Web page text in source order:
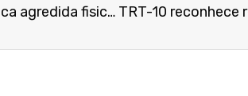
Será indenizada a empregada doméstica agredida fisicamente pelo patrão após se recusar a mentir para oficial de justiça